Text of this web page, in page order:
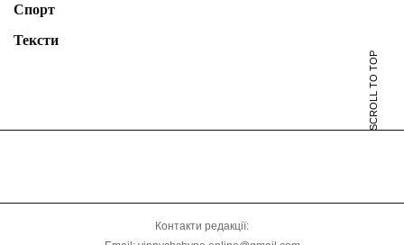
Спорт
Тексти
SCROLL TO TOP
Контакти редакції: